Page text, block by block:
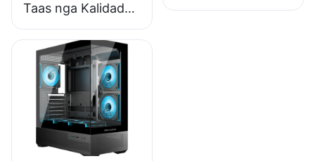
Taas nga Kalidad
85% nga Epektibo
80+ Bronse nga
Suplay sa Kuryente
sa Desktop PC
ESB550W